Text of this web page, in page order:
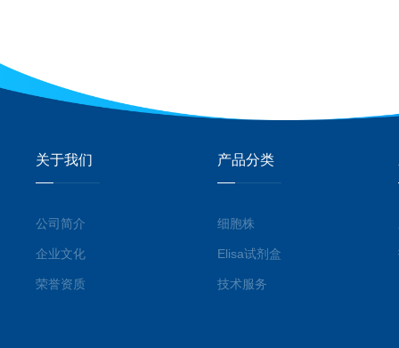
关于我们
公司简介
企业文化
荣誉资质
产品分类
细胞株
Elisa试剂盒
技术服务